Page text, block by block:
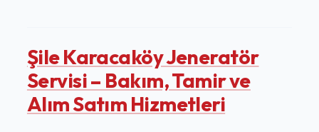
Şile Karacaköy Jeneratör
Servisi – Bakım, Tamir ve
Alım Satım Hizmetleri